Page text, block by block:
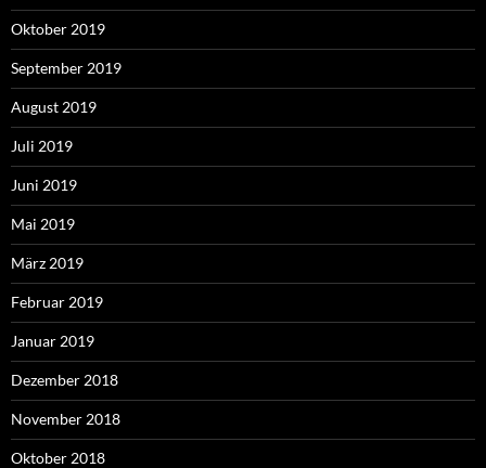
Oktober 2019
September 2019
August 2019
Juli 2019
Juni 2019
Mai 2019
März 2019
Februar 2019
Januar 2019
Dezember 2018
November 2018
Oktober 2018